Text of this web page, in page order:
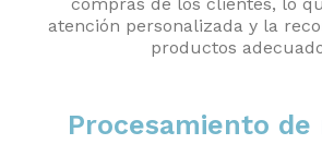
atención personalizada y la
productos
Procesamiento de